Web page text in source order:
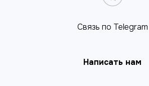
Связь по Telegram
Написать нам